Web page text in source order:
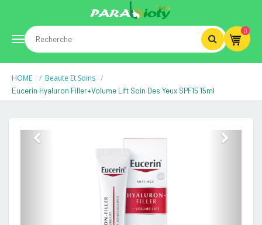
Toggle
navigation
0
HOME Beaute Et Soins
Eucerin Hyaluron Filler+Volume Lift Soin Des Yeux SPF15 15ml